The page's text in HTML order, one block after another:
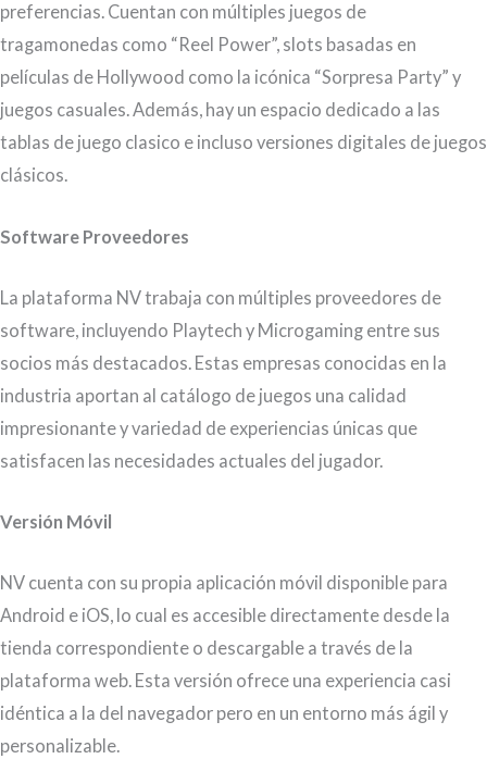
preferencias. Cuentan con múltiples juegos de
tragamonedas como “Reel Power”, slots basadas en
películas de Hollywood como la icónica “Sorpresa Party” y
juegos casuales. Además, hay un espacio dedicado a las
tablas de juego clasico e incluso versiones digitales de juegos
clásicos.
Software Proveedores
La plataforma NV trabaja con múltiples proveedores de
software, incluyendo Playtech y Microgaming entre sus
socios más destacados. Estas empresas conocidas en la
industria aportan al catálogo de juegos una calidad
impresionante y variedad de experiencias únicas que
satisfacen las necesidades actuales del jugador.
Versión Móvil
NV cuenta con su propia aplicación móvil disponible para
Android e iOS, lo cual es accesible directamente desde la
tienda correspondiente o descargable a través de la
plataforma web. Esta versión ofrece una experiencia casi
idéntica a la del navegador pero en un entorno más ágil y
personalizable.